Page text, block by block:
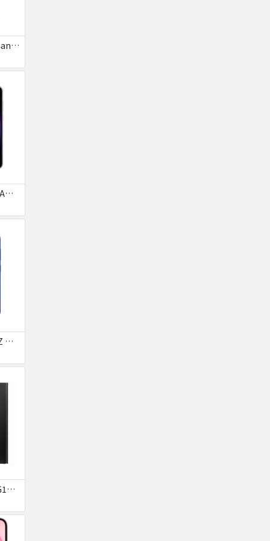
AQUOS R8 pro SoftBank 送料無料
Galaxy S23 SC-51D SAMSUNG docomo 送料無料
Galaxy S25 SM-S931Z ネイビー SoftBank 送料無料
Galaxy S22 Ultra SCG14 ファントムブラック au 送料無料